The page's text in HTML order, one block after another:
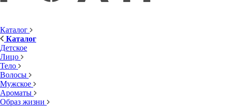
Каталог
Каталог
Детское
Лицо
Тело
Волосы
Мужское
Ароматы
Образ жизни